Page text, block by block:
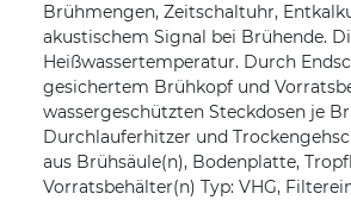
Brühmengen, Zeitschaltuhr,
akustischem Signal bei Brühende.
Heißwassertemperatur. Durch
gesichertem Brühkopf und
wassergeschützten Steckdosen je
Durchlauferhitzer und
aus Brühsäule(n), Bodenplatte,
Vorratsbehälter(n) Typ: VHG,